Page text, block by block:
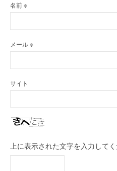
名前※
メール※
サイト
上に表示された文字を入力してく